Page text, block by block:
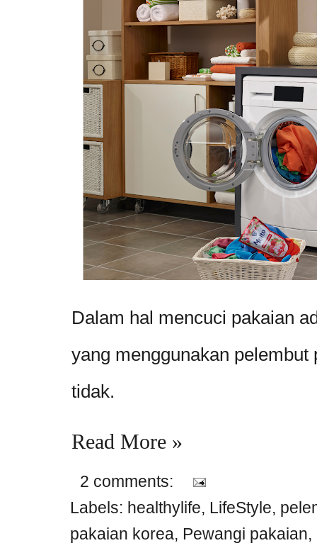
Dalam hal mencuci pakaian
yang menggunakan
tidak.
Read More »
2 comments:
Labels: healthylife, LifeStyle,
pakaian korea, Pewangi pakaian,